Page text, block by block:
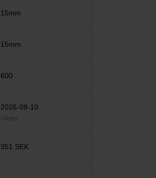
15mm
15mm
600
2026-08-10
I lager
351 SEK